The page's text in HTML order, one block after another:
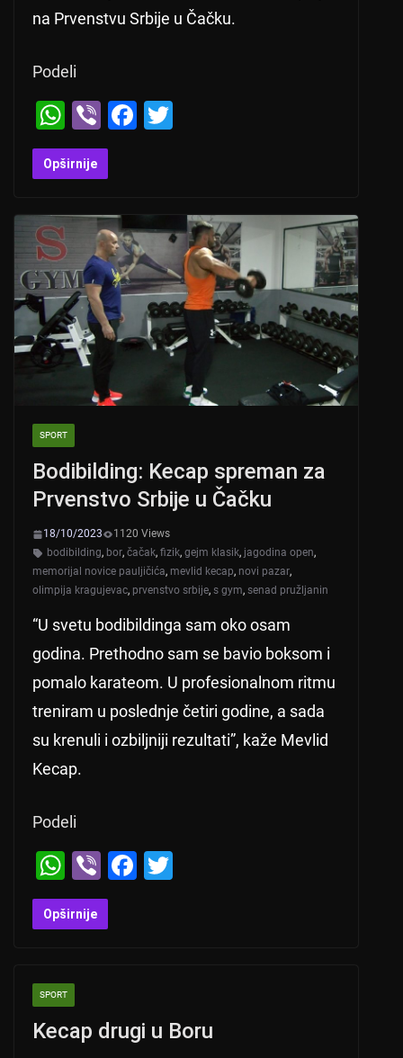
na Prvenstvu Srbije u Čačku.
Podeli
W
h
at
A
p
p
Vi
b
er
F
b
o
o
k
Opširnije
SPORT
Bodibilding: Kecap spreman za
Prvenstvo Srbije u Čačku
18/10/2023
1120 Views
bodibilding, bor, čačak, fizik, gejm klasik, jagodina open,
memorijal novice pauljičića, mevlid kecap, novi pazar,
olimpija kragujevac, prvenstvo srbije, s gym, senad pružljanin
“U svetu bodibildinga sam oko osam
godina. Prethodno sam se bavio boksom i
pomalo karateom. U profesionalnom ritmu
treniram u poslednje četiri godine, a sada
su krenuli i ozbiljniji rezultati”, kaže Mevlid
Kecap.
Podeli
W
h
at
A
p
p
Vi
b
er
F
o
Opširnije
SPORT
Kecap drugi u Boru